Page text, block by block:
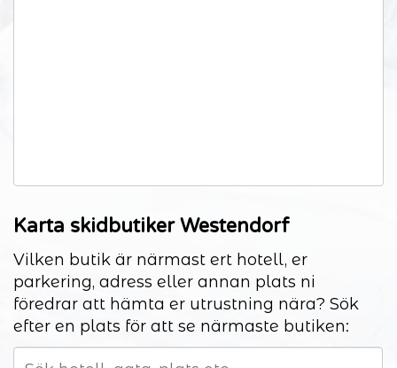
Karta skidbutiker Westendorf
Vilken butik är närmast ert hotell, er
parkering, adress eller annan plats ni
föredrar att hämta er utrustning nära? Sök
efter en plats för att se närmaste butiken: